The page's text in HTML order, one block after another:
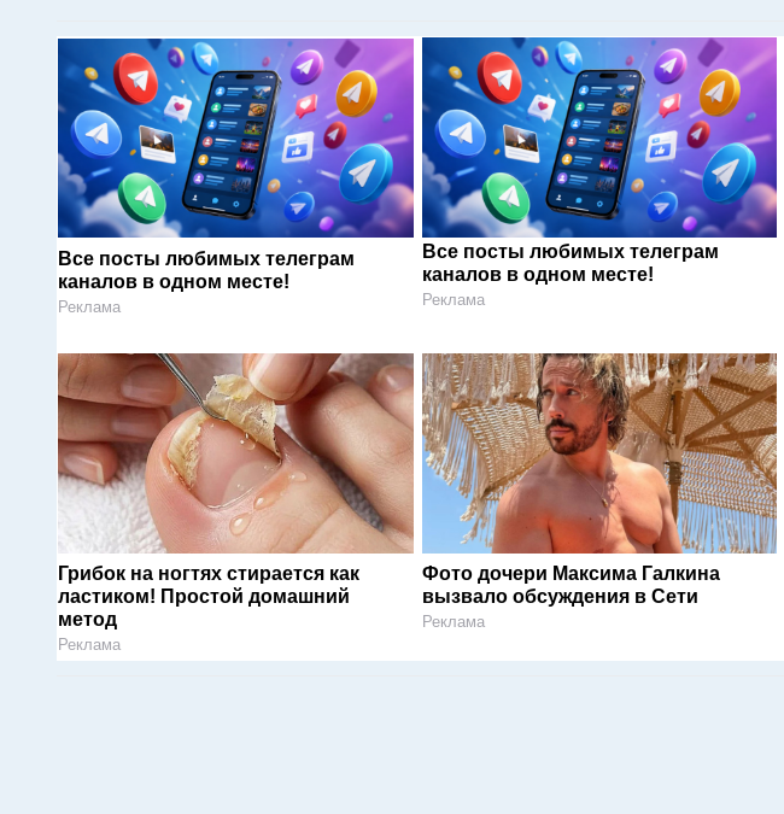
Все посты любимых телеграм
каналов в одном месте!
Реклама
Все посты любимых телеграм
каналов в одном месте!
Реклама
Грибок на ногтях стирается как
ластиком! Простой домашний
метод
Реклама
Фото дочери Максима Галкина
вызвало обсуждения в Сети
Реклама